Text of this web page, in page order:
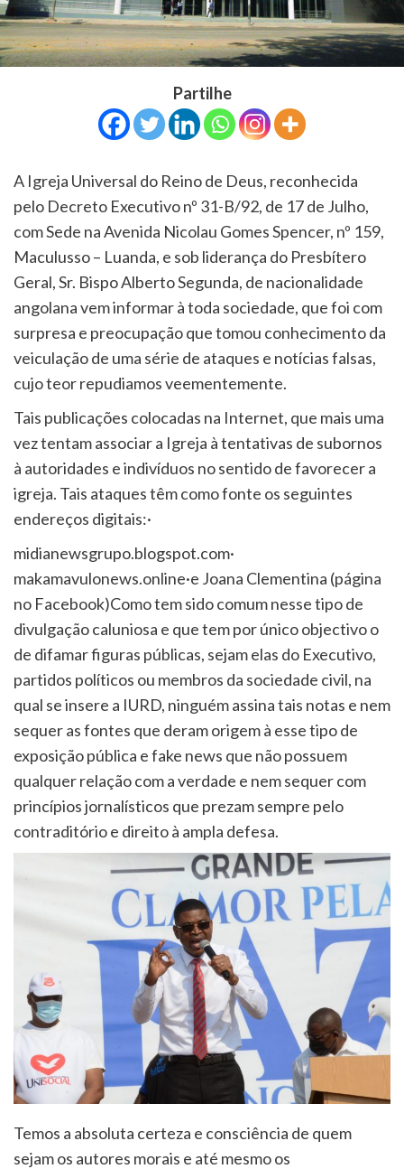
Partilhe
A Igreja Universal do Reino de Deus, reconhecida
pelo Decreto Executivo nº 31-B/92, de 17 de Julho,
com Sede na Avenida Nicolau Gomes Spencer, nº 159,
Maculusso – Luanda, e sob liderança do Presbítero
Geral, Sr. Bispo Alberto Segunda, de nacionalidade
angolana vem informar à toda sociedade, que foi com
surpresa e preocupação que tomou conhecimento da
veiculação de uma série de ataques e notícias falsas,
cujo teor repudiamos veementemente.
Tais publicações colocadas na Internet, que mais uma
vez tentam associar a Igreja à tentativas de subornos
à autoridades e indivíduos no sentido de favorecer a
igreja. Tais ataques têm como fonte os seguintes
endereços digitais:·
midianewsgrupo.blogspot.com·
makamavulonews.online·e Joana Clementina (página
no Facebook)Como tem sido comum nesse tipo de
divulgação caluniosa e que tem por único objectivo o
de difamar figuras públicas, sejam elas do Executivo,
partidos políticos ou membros da sociedade civil, na
qual se insere a IURD, ninguém assina tais notas e nem
sequer as fontes que deram origem à esse tipo de
exposição pública e fake news que não possuem
qualquer relação com a verdade e nem sequer com
princípios jornalísticos que prezam sempre pelo
contraditório e direito à ampla defesa.
Temos a absoluta certeza e consciência de quem
sejam os autores morais e até mesmo os